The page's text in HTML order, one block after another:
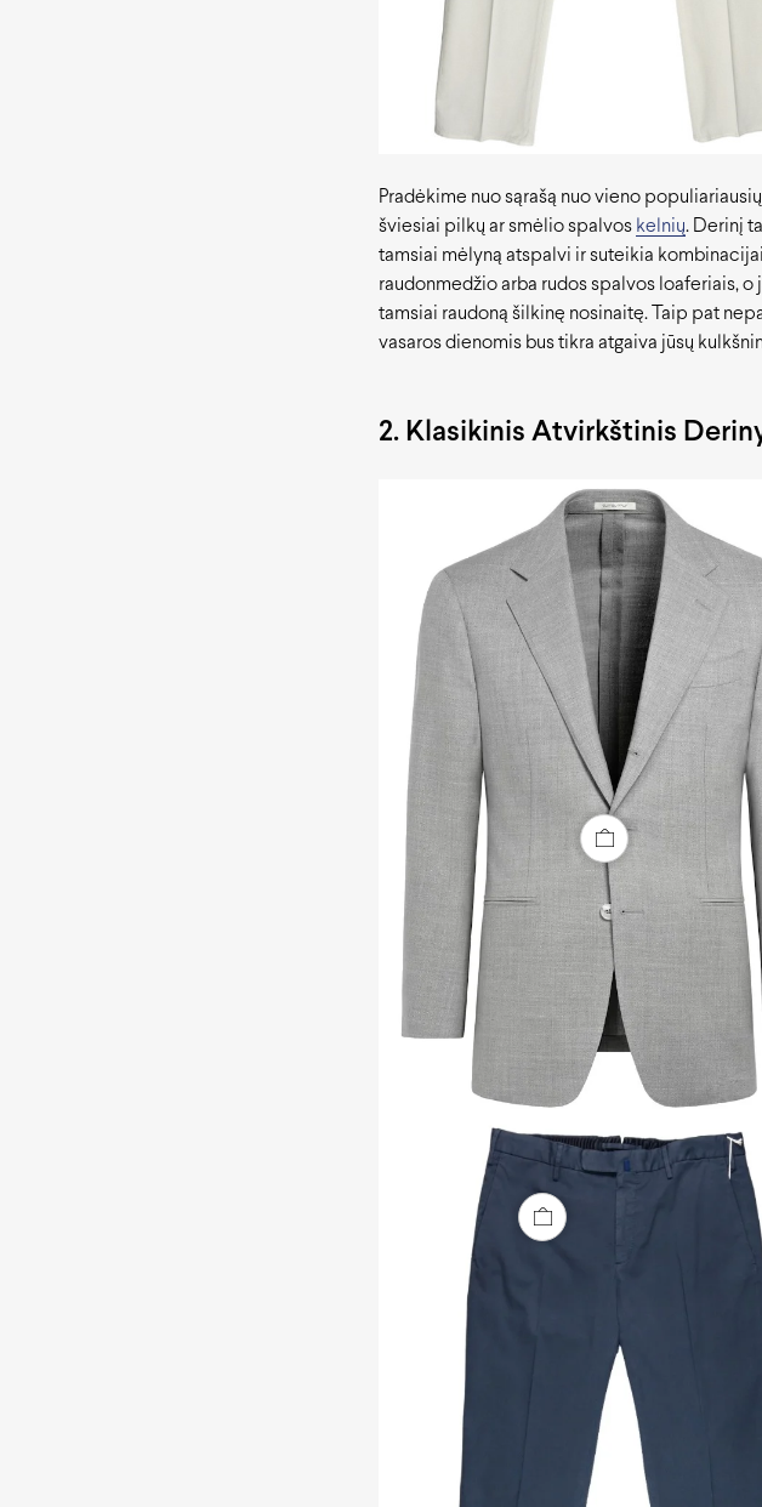
Pradėkime nuo sąrašą nuo vieno
šviesiai pilkų ar smėlio spalvos kelnių. Derinį
tamsiai mėlyną atspalvi ir suteikia
raudonmedžio arba rudos spalvos loaferiais,
tamsiai raudoną šilkinę nosinaitę. Taip pat
vasaros dienomis bus tikra atgaiva jūsų
2. Klasikinis Atvirkštinis